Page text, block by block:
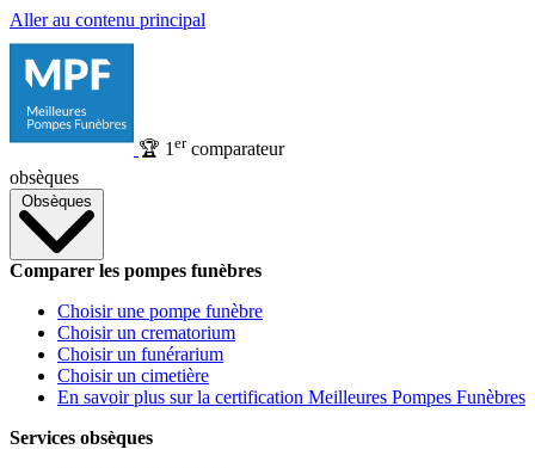
Aller au contenu principal
🏆 1 ercomparateur
obsèques
Obsèques
Comparer les pompes funèbres
Choisir une pompe funèbre
Choisir un crematorium
Choisir un funérarium
Choisir un cimetière
En savoir plus sur la certification Meilleures Pompes Funèbres
Services obsèques